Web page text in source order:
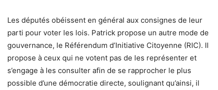
Les députés obéissent en général aux consignes de leur
parti pour voter les lois. Patrick propose un autre mode de
gouvernance, le Référendum d’Initiative Citoyenne (RIC). Il
propose à ceux qui ne votent pas de les représenter et
s’engage à les consulter afin de se rapprocher le plus
possible d’une démocratie directe, soulignant qu’ainsi, il